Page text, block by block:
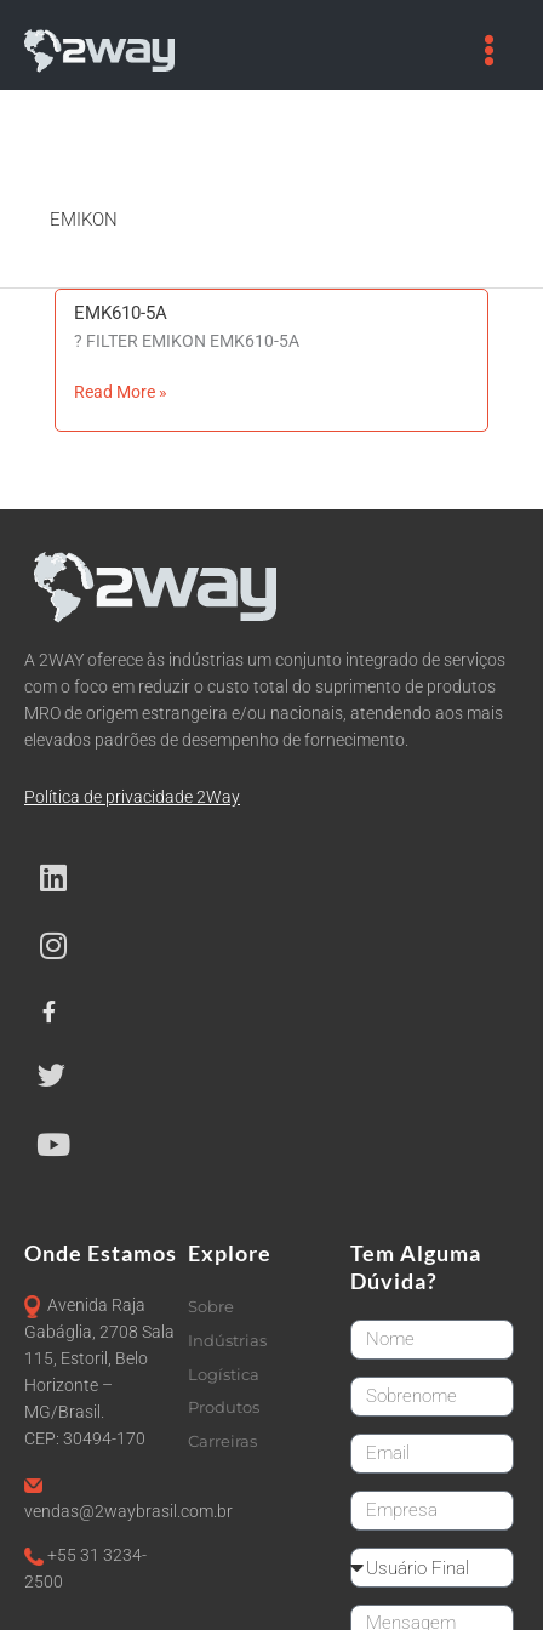
EMIKON
EMK610-5A
? FILTER EMIKON EMK610-5A
EMK610-
5A
Read More »
A 2WAY oferece às indústrias um conjunto integrado de serviços
com o foco em reduzir o custo total do suprimento de produtos
MRO de origem estrangeira e/ou nacionais, atendendo aos mais
elevados padrões de desempenho de fornecimento.
Política de privacidade 2Way
Onde Estamos
Avenida Raja
Gabáglia, 2708 Sala
115, Estoril, Belo
Horizonte –
MG/Brasil.
CEP: 30494-170
vendas@2waybrasil.com.br
+55 31 3234-
2500
Explore
Sobre
Indústrias
Logística
Produtos
Carreiras
Tem Alguma
Dúvida?
FirstName
LastName
email
CompanyName
Reseller
Message